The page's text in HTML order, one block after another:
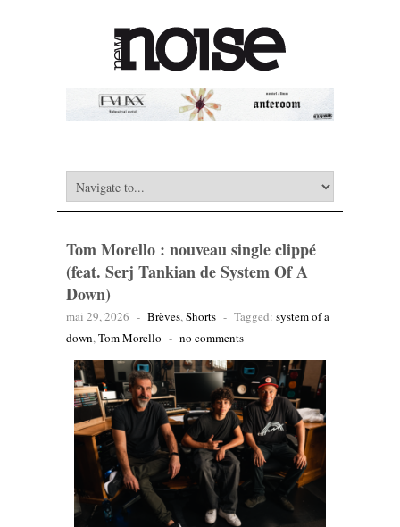
Tom Morello : nouveau single clippé
(feat. Serj Tankian de System Of A
Down)
mai 29, 2026 - Brèves,Shorts - Tagged: system of a
down,Tom Morello - no comments